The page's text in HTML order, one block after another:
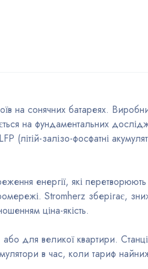
на сонячних батареях.
на фундаментальних
(літій-залізо-фосфатні
енергії, які
Stromherz зберігає,
ціна-якість.
для великої квартири.
в час, коли тариф